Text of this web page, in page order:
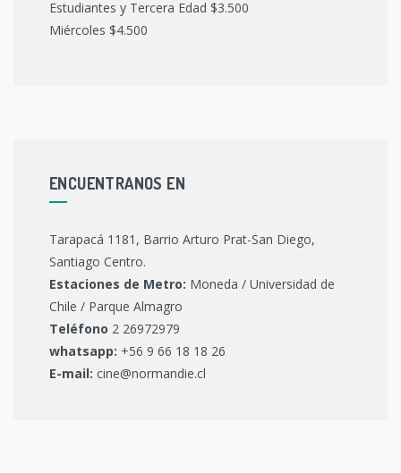
Estudiantes y Tercera Edad $3.500
Miércoles $4.500
ENCUENTRANOS EN
Tarapacá 1181, Barrio Arturo Prat-San Diego,
Santiago Centro.
Estaciones de Metro: Moneda / Universidad de
Chile / Parque Almagro
Teléfono 2 26972979
whatsapp: +56 9 66 18 18 26
E-mail: cine@normandie.cl